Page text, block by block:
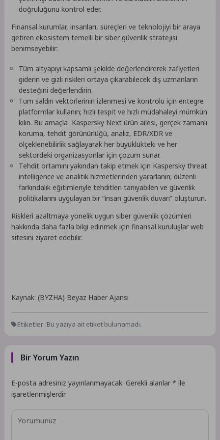
doğruluğunu kontrol eder.
Finansal kurumlar, insanları, süreçleri ve teknolojiyi bir araya
getiren ekosistem temelli bir siber güvenlik stratejisi
benimseyebilir:
Tüm altyapıyı kapsamlı şekilde değerlendirerek zafiyetleri
giderin ve gizli riskleri ortaya çıkarabilecek dış uzmanların
desteğini değerlendirin.
Tüm saldırı vektörlerinin izlenmesi ve kontrolü için entegre
platformlar kullanın; hızlı tespit ve hızlı müdahaleyi mümkün
kılın. Bu amaçla Kaspersky Next ürün ailesi, gerçek zamanlı
koruma, tehdit görünürlüğü, analiz, EDR/XDR ve
ölçeklenebilirlik sağlayarak her büyüklükteki ve her
sektördeki organizasyonlar için çözüm sunar.
Tehdit ortamını yakından takip etmek için Kaspersky threat
intelligence ve analitik hizmetlerinden yararlanın; düzenli
farkındalık eğitimleriyle tehditleri tanıyabilen ve güvenlik
politikalarını uygulayan bir “insan güvenlik duvarı” oluşturun.
Riskleri azaltmaya yönelik uygun siber güvenlik çözümleri
hakkında daha fazla bilgi edinmek için finansal kuruluşlar web
sitesini ziyaret edebilir.
Kaynak: (BYZHA) Beyaz Haber Ajansı
Etiketler :Bu yazıya ait etiket bulunamadı.
Bir Yorum Yazın
E-posta adresiniz yayınlanmayacak. Gerekli alanlar* ile
işaretlenmişlerdir